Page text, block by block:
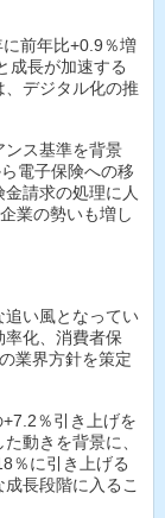
前年比+0.9％増
成長が加速する
デジタル化の推
ス基準を背景
電子保険への移
請求の処理に人
業の勢いも増し
い風となってい
化、消費者保
業界方針を策定
％引き上げを
動きを背景に、
％に引き上げる
長段階に入るこ